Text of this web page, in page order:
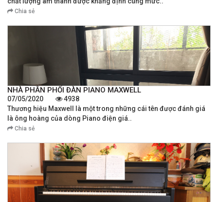
Chia sẻ
NHÀ PHÂN PHỐI ĐÀN PIANO MAXWELL
07/05/2020
4938
Thương hiệu Maxwell là một trong những cái tên được đánh giá
là ông hoàng của dòng Piano điện giá..
Chia sẻ